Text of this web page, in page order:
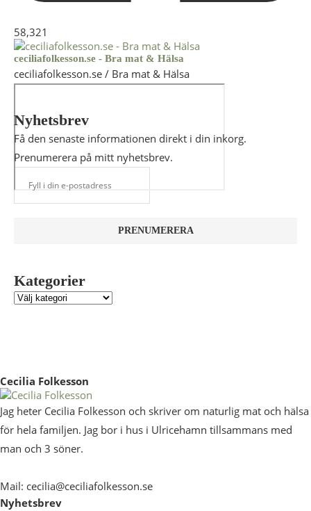
58,321
ceciliafolkesson.se - Bra mat & Hälsa
ceciliafolkesson.se / Bra mat & Hälsa
Nyhetsbrev
Få den senaste informationen direkt i din inkorg.
Prenumerera på mitt nyhetsbrev.
Kategorier
Cecilia Folkesson
Jag heter Cecilia Folkesson och skriver om naturlig mat och hälsa
för hela familjen. Jag bor i hus i Ulricehamn tillsammans med
man och 3 söner.
Mail: cecilia@ceciliafolkesson.se
Nyhetsbrev